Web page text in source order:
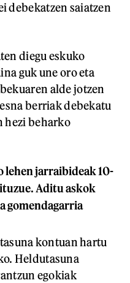
debekatzen saiatzen
diegu eskuko
guk une oro eta
alde jotzen
berriak debekatu
hezi beharko
jarraibideak 10-
Aditu askok
gomendagarria
kontuan hartu
Heldutasuna
egokiak